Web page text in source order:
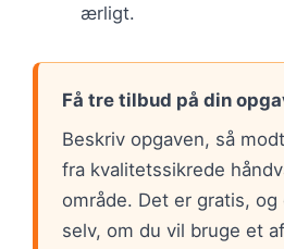
ærligt.
Få tre tilbud på din
Beskriv opgaven, så
fra kvalitetssikrede
område. Det er gratis,
selv, om du vil bruge et